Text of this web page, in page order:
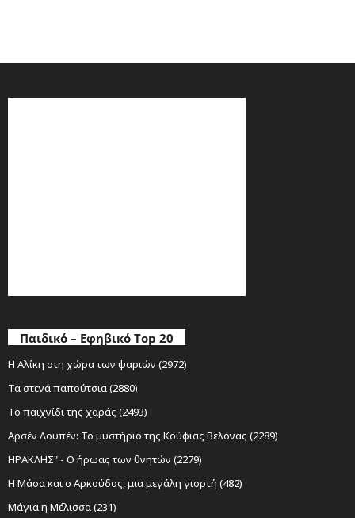
Παιδικό – Εφηβικό Top 20
Η Αλίκη στη χώρα των ψαριών (2972)
Τα στενά παπούτσια (2880)
Το παιχνίδι της χαράς (2493)
Αρσέν Λουπέν: Το μυστήριο της Κούφιας Βελόνας (2289)
ΗΡΑΚΛΗΣ" - Ο ήρωας των θνητών (2279)
Η Μάσα και ο Αρκούδος, μια μεγάλη γιορτή (482)
Μάγια η Μέλισσα (231)